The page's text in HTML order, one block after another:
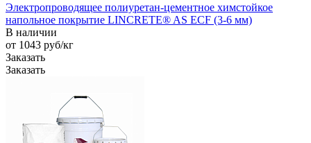
Электропроводящее полиуретан-цементное химстойкое
напольное покрытие LINCRETE® AS ECF (3-6 мм)
В наличии
от 1043 руб/кг
Заказать
Заказать